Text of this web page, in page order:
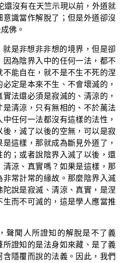
還沒有在天竺示現以前，外道就
識當作解脫了；但是外道卻沒
佛。
就是非想非非想的境界，但是卻
為陰界入中的任何一法，都不
能自在，就不是不生不死的涅
定是本來不生、不會壞滅的，
法還必須是寂滅的、清涼的，
是清涼，只有無相的、不於萬法
任何一法都沒有這樣的法性，
，滅了以後的空無，可以是寂
這樣，那就成為斷見外道了，
的；或者說陰界入滅了以後，還
涼、真實嗎？如果是這樣，那
常計常的緣故。那麼陰界入滅
說是寂滅、清涼、真實，是涅
而不可滅的，這是學人應當推
聲聞人所證知的解脫是不了義
證知的是法身如來藏、是了義
隱覆而說的法義。因此，我們